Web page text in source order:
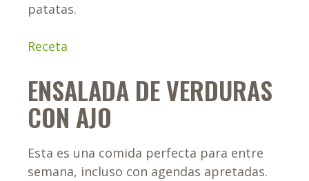
patatas.
Receta
ENSALADA DE VERDURAS
CON AJO
Esta es una comida perfecta para entre
semana, incluso con agendas apretadas.